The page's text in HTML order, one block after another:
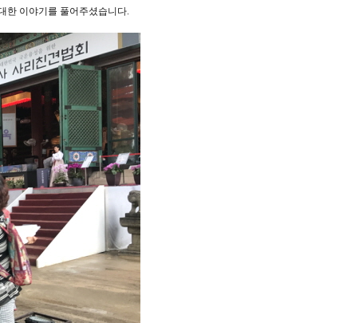
한 이야기를 풀어주셨습니다.